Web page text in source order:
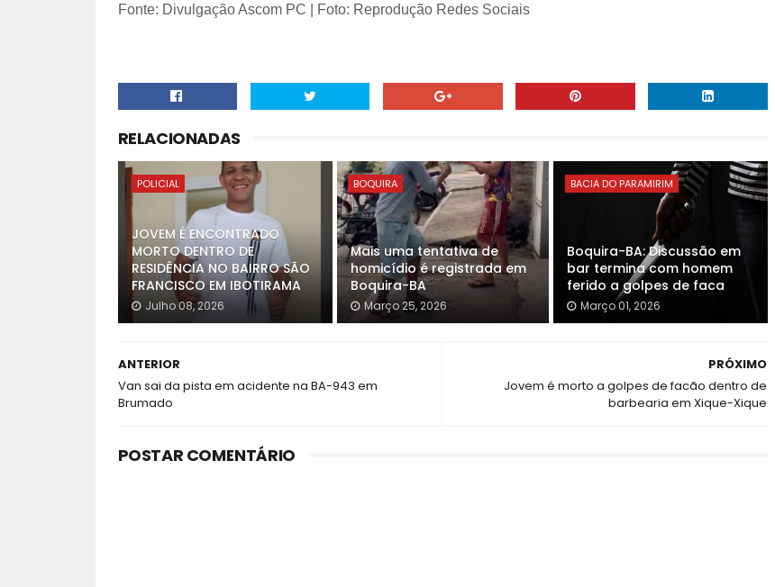
Fonte: Divulgação Ascom PC | Foto: Reprodução Redes Sociais
RELACIONADAS
POLICIAL
JOVEM É ENCONTRADO
MORTO DENTRO DE
RESIDÊNCIA NO BAIRRO SÃO
FRANCISCO EM IBOTIRAMA
Julho 08, 2026
BOQUIRA
Mais uma tentativa de
homicídio é registrada em
Boquira-BA
Março 25, 2026
BACIA DO PARAMIRIM
Boquira-BA: Discussão em
bar termina com homem
ferido a golpes de faca
Março 01, 2026
PRÓXIMO
Jovem é morto a golpes de facão dentro de
barbearia em Xique-Xique
ANTERIOR
Van sai da pista em acidente na BA-943 em
Brumado
POSTAR COMENTÁRIO